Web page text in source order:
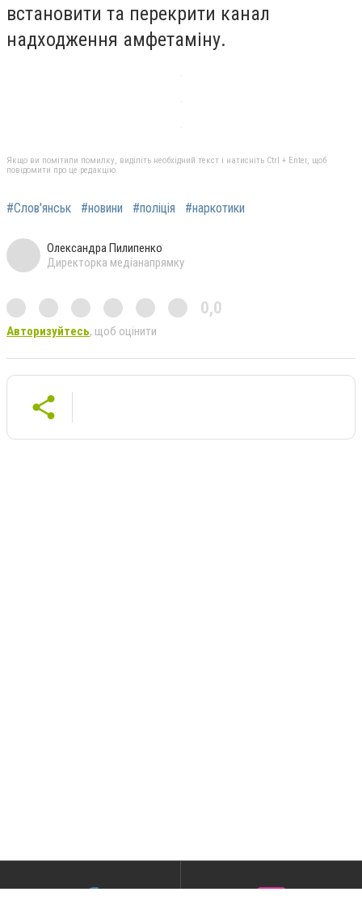
встановити та перекрити канал
надходження амфетаміну.
Якщо ви помітили помилку, виділіть необхідний текст і натисніть Ctrl + Enter, щоб
повідомити про це редакцію
#Слов'янськ #новини #поліція #наркотики
Олександра Пилипенко
Директорка медіанапрямку
0,0
Авторизуйтесь, щоб оцінити